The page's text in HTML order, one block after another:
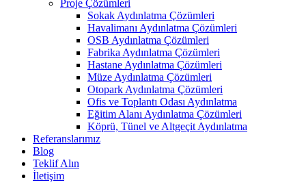
Proje Çözümleri
Sokak Aydınlatma Çözümleri
Havalimanı Aydınlatma Çözümleri
OSB Aydınlatma Çözümleri
Fabrika Aydınlatma Çözümleri
Hastane Aydınlatma Çözümleri
Müze Aydınlatma Çözümleri
Otopark Aydınlatma Çözümleri
Ofis ve Toplantı Odası Aydınlatma
Eğitim Alanı Aydınlatma Çözümleri
Köprü, Tünel ve Altgeçit Aydınlatma
Referanslarımız
Blog
Teklif Alın
İletişim